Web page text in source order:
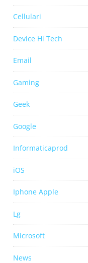
Cellulari
Device Hi Tech
Email
Gaming
Geek
Google
Informaticaprod
iOS
Iphone Apple
Lg
Microsoft
News